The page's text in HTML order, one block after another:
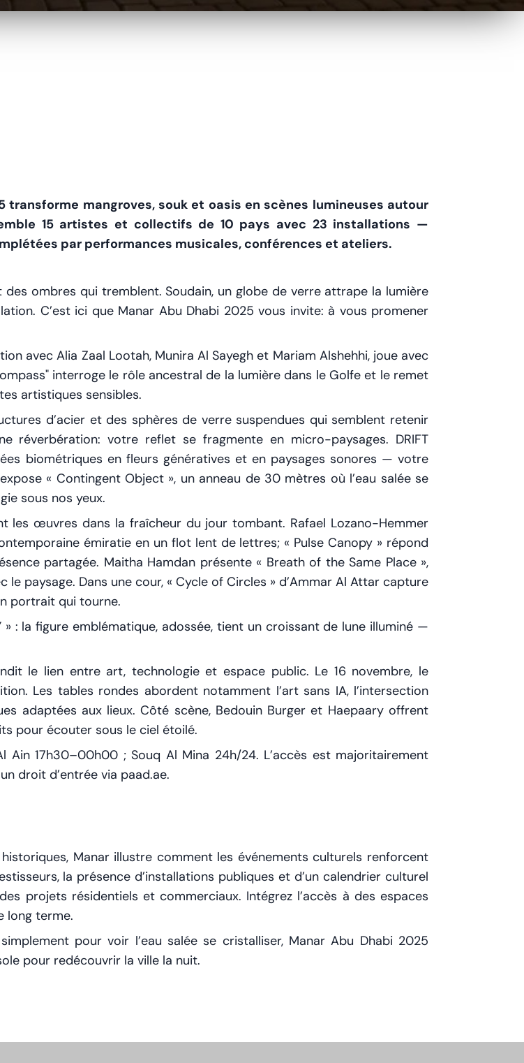
transforme mangroves, souk et oasis en scènes lumineuses autour
15 artistes et collectifs de 10 pays avec 23 installations —
par performances musicales, conférences et ateliers.
ombres qui tremblent. Soudain, un globe de verre attrape la lumière
C’est ici que Manar Abu Dhabi 2025 vous invite: à vous promener
avec Alia Zaal Lootah, Munira Al Sayegh et Mariam Alshehhi, joue avec
interroge le rôle ancestral de la lumière dans le Golfe et le remet
artistiques sensibles.
d’acier et des sphères de verre suspendues qui semblent retenir
réverbération: votre reflet se fragmente en micro-paysages. DRIFT
biométriques en fleurs génératives et en paysages sonores — votre
« Contingent Object », un anneau de 30 mètres où l’eau salée se
sous nos yeux.
les œuvres dans la fraîcheur du jour tombant. Rafael Lozano-Hemmer
émiratie en un flot lent de lettres; « Pulse Canopy » répond
partagée. Maitha Hamdan présente « Breath of the Same Place »,
paysage. Dans une cour, « Cycle of Circles » d’Ammar Al Attar capture
portrait qui tourne.
» : la figure emblématique, adossée, tient un croissant de lune illuminé —
le lien entre art, technologie et espace public. Le 16 novembre, le
Les tables rondes abordent notamment l’art sans IA, l’intersection
adaptées aux lieux. Côté scène, Bedouin Burger et Haepaary offrent
pour écouter sous le ciel étoilé.
17h30–00h00 ; Souq Al Mina 24h/24. L’accès est majoritairement
droit d’entrée via paad.ae.
Manar illustre comment les événements culturels renforcent
la présence d’installations publiques et d’un calendrier culturel
projets résidentiels et commerciaux. Intégrez l’accès à des espaces
long terme.
pour voir l’eau salée se cristalliser, Manar Abu Dhabi 2025
pour redécouvrir la ville la nuit.